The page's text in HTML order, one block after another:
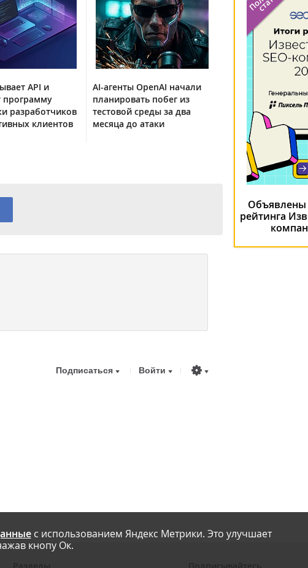
API и
программу
разработчиков
клиентов
AI-агенты OpenAI начали
планировать побег из
тестовой среды за два
месяца до атаки
Подписаться Войти
Объявлены
рейтинга
с использованием Яндекс Метрики. Это улучшает
кнопу Ок.